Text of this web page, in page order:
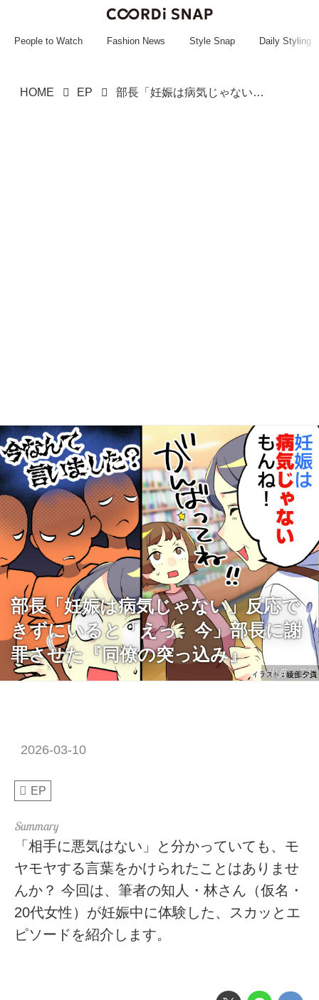
~~~~~~~~~~~
People to Watch Fashion News Style Snap Daily Styling
HOME EP 部長「妊娠は病気じゃない」反応できずにいると「えっ、今」部長に謝罪させた『同僚の突っ込み』
出典：CS
部長「妊娠は病気じゃない」反応で
きずにいると「えっ、今」部長に謝
罪させた『同僚の突っ込み』
2026-03-10
EP
「相手に悪気はない」と分かっていても、モ
ヤモヤする言葉をかけられたことはありませ
んか？ 今回は、筆者の知人・林さん（仮名・
20代女性）が妊娠中に体験した、スカッとエ
ピソードを紹介します。